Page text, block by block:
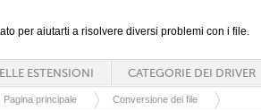
per aiutarti a risolvere diversi problemi con i file.
ESTENSIONI CATEGORIE DEI DRIVER
Pagina principale Conversione dei file